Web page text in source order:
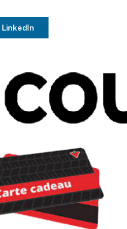
LinkedIn